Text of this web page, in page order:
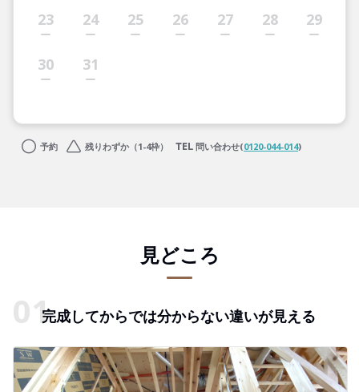
23 24 25 26 27 28 29
30 31
予約 残りわずか（1-4枠） 問い合わせ(0120-044-014)
見どころ
完成してからでは分からない違いが見える